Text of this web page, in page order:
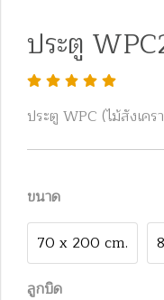
ประตู
ประตู WPC (ไม้สังเค
ขนาด
70 x 200 cm.
ลูกบิด